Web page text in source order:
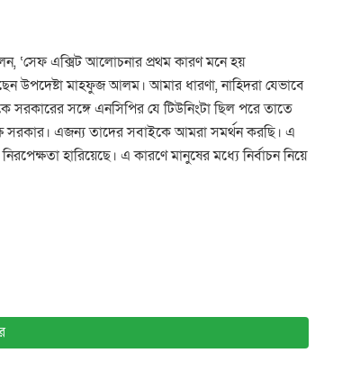
‘সেফ এক্সিট আলোচনার প্রথম কারণ মনে হয়
উপদেষ্টা মাহফুজ আলম। আমার ধারণা, নাহিদরা যেভাবে
সরকারের সঙ্গে এনসিপির যে টিউনিংটা ছিল পরে তাতে
সরকার। এজন্য তাদের সবাইকে আমরা সমর্থন করছি। এ
হারিয়েছে। এ কারণে মানুষের মধ্যে নির্বাচন নিয়ে